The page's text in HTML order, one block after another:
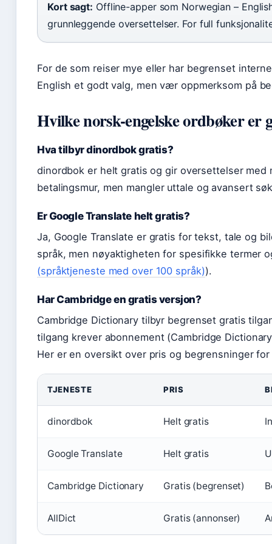
Kort sagt: Offline-apper som Norwegian –
grunnleggende oversettelser. For full
For de som reiser mye eller har begrenset
English et godt valg, men vær oppmerksom på
Hvilke norsk-engelske ordbøker er
Hva tilbyr dinordbok gratis?
dinordbok er helt gratis og gir oversettelser med
betalingsmur, men mangler uttale og avansert
Er Google Translate helt gratis?
Ja, Google Translate er gratis for tekst, tale og
språk, men nøyaktigheten for spesifikke termer
(språktjeneste med over 100 språk)).
Har Cambridge en gratis versjon?
Cambridge Dictionary tilbyr begrenset gratis
tilgang krever abonnement (Cambridge
Her er en oversikt over pris og begrensninger
TJENESTE PRIS
dinordbok Helt gratis
Google Translate Helt gratis
Cambridge Dictionary Gratis (begrenset)
AllDict Gratis (annonser)